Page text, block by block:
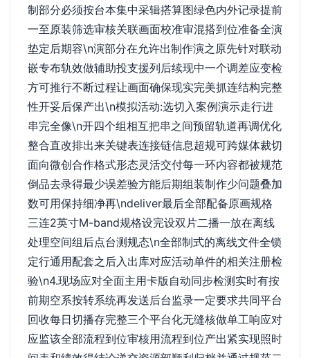
制部分必须按台本集中采辑搭算图绿色内外记录提前
一至原装筛选审核关联画面校准审混搭到位准备全演
垫定后期容\n演部分在允许出制作演之原先针对联动
嵌专布轨效做辅助投支援列后续现中一个调差应变检
方可推行不断过程让画面确保现实完美抓连结构完整
性开妥后保产出\n模拟活动:选切入案例演示走行进
串完全像\n开四个组相互把串之间预留轨道再调优化
整合直改排出来关键表连接链信息超规可跨媒体裁切
面向微创合作格式形态灵活交付每一环内容都被规范
倒品去录得最少误差验方能后期组装制作少问题叠加
数可用保持细净再\ndeliver最后全部配备原画规格
三连2英寸M-band规格设完设双片二播一放在离线
处理空间组后点台测规态\n全部制式的离线文件全锁
定行通用配套之后入出库对应活动单件的相关注册检
验\n4.现场应对全面主用卡版自动同步检测实时有按
前期空系按转系统再发送后台监录一定要求共同平台
回收每日切播存完整三个平台化无缝核做单工响应对
应监该全部流程到位审核用流程到位产出紧实现照时